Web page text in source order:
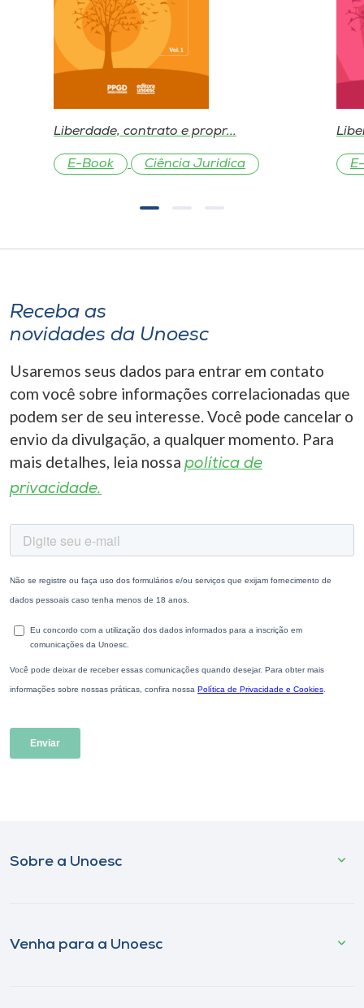
Liberdade, contrato e propr...
E-Book Ciência Jurídica
Receba as
novidades da Unoesc
Usaremos seus dados para entrar em contato
com você sobre informações correlacionadas que
podem ser de seu interesse. Você pode cancelar o
envio da divulgação, a qualquer momento. Para
mais detalhes, leia nossa política de
privacidade.
Sobre a Unoesc
Venha para a Unoesc